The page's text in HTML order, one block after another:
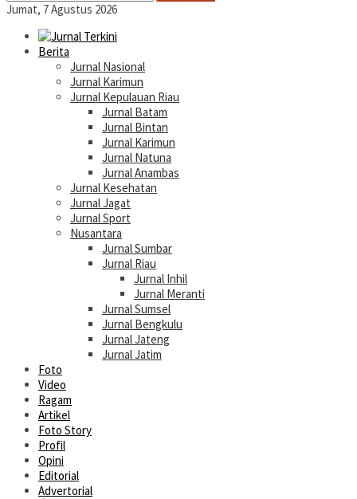
Jumat, 7 Agustus 2026
Berita
Jurnal Nasional
Jurnal Karimun
Jurnal Kepulauan Riau
Jurnal Batam
Jurnal Bintan
Jurnal Karimun
Jurnal Natuna
Jurnal Anambas
Jurnal Kesehatan
Jurnal Jagat
Jurnal Sport
Nusantara
Jurnal Sumbar
Jurnal Riau
Jurnal Inhil
Jurnal Meranti
Jurnal Sumsel
Jurnal Bengkulu
Jurnal Jateng
Jurnal Jatim
Foto
Video
Ragam
Artikel
Foto Story
Profil
Opini
Editorial
Advertorial